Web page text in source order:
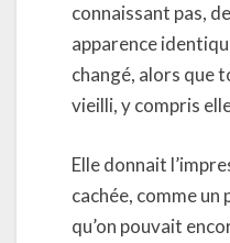
connaissant pas,
apparence
changé, alors que
vieilli, y compris
Elle donnait
cachée, comme
qu’on pouvait